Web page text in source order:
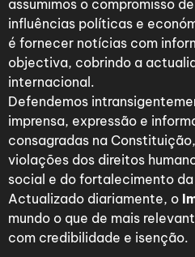
assumimos o compromisso
influências políticas e
é fornecer notícias com
objectiva, cobrindo a
internacional.
Defendemos
imprensa, expressão e
consagradas na
violações dos direitos
social e do fortalecimento
Actualizado diariamente, o
mundo o que de mais
com credibilidade e isenção.